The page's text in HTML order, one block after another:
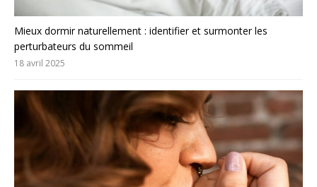
Mieux dormir naturellement : identifier et surmonter les
perturbateurs du sommeil
18 avril 2025